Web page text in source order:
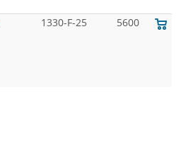
1330-F-25 5600